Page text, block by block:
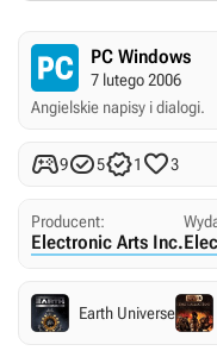
PC Windows
7 lutego 2006
Angielskie napisy i dialogi.
951 3
Producent:
Electronic Arts Inc.
Earth Universe